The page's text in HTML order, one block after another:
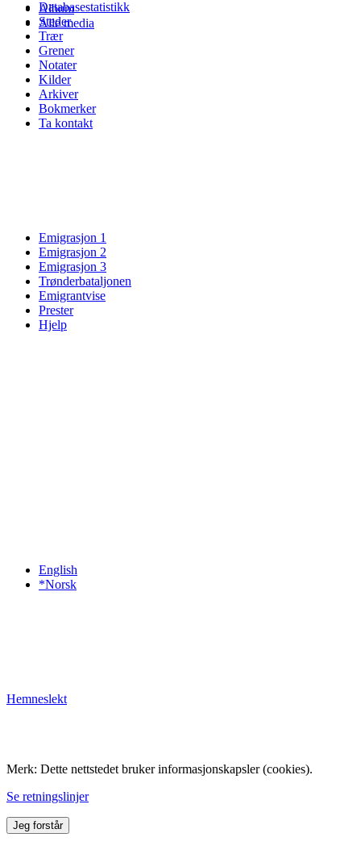
Album
Alle media
Databasestatistikk
Steder
Trær
Grener
Notater
Kilder
Arkiver
Bokmerker
Ta kontakt
Emigrasjon 1
Emigrasjon 2
Emigrasjon 3
Trønderbataljonen
Emigrantvise
Prester
Hjelp
English
*Norsk
Hemneslekt
Merk: Dette nettstedet bruker informasjonskapsler (cookies).
Se retningslinjer
Jeg forstår